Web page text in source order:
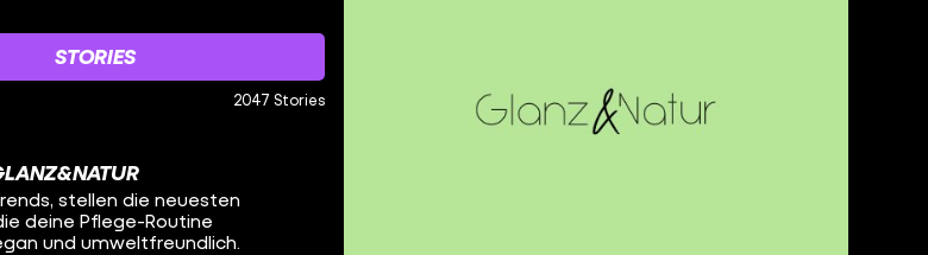
STORIES
2047 Stories
stellen die neuesten
deine Pflege-Routine
und umweltfreundlich.